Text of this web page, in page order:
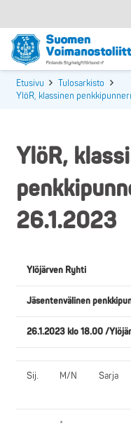
Etusivu
Tulosarkisto
YlöR, klassinen
YlöR,
26.1.2023
Ylöjärven Ryhti
Jäsentenvälinen
26.1.2023 klo 18.00 /
Sij. M/N Sarja
*